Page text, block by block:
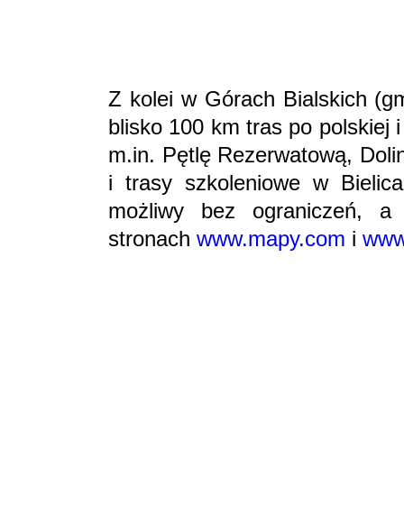
Z kolei w Górach Bialskich
blisko 100 km tras po polskiej
m.in. Pętlę Rezerwatową,
i trasy szkoleniowe w
możliwy bez ograniczeń,
stronach www.mapy.com i